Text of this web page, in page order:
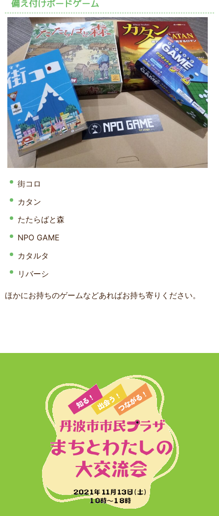
備え付けボードゲーム
街コロ
カタン
たたらばと森
NPO GAME
カタルタ
リバーシ
ほかにお持ちのゲームなどあればお持ち寄りください。